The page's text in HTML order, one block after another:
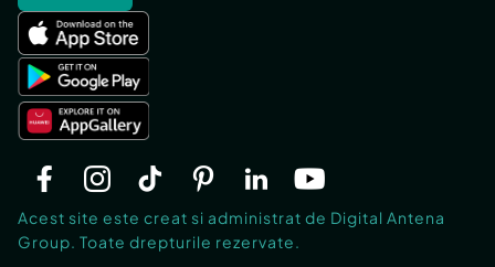
Acest site este creat si administrat de Digital Antena
Group. Toate drepturile rezervate.